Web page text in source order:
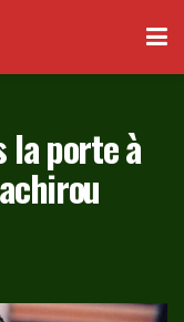
la porte à